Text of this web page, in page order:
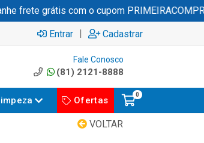
frete grátis com o cupom PRIMEIRACOMPRA
Entrar | Cadastrar
Fale Conosco
(81) 2121-8888
Ofertas
0
VOLTAR